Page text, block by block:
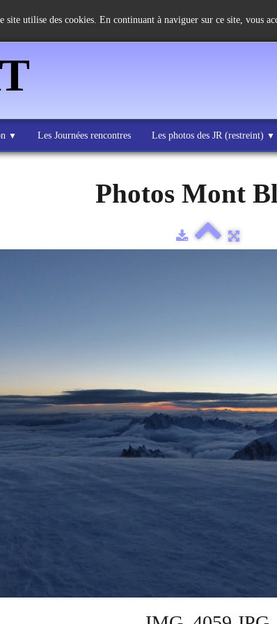
site utilise des cookies. En continuant à naviguer sur ce site, vous
▼ Les Journées rencontres Les photos des JR (restreint) ▼
Photos Mont